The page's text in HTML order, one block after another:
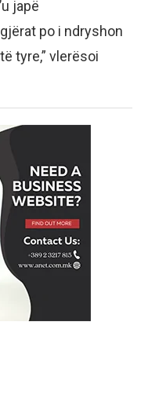
japë
po i ndryshon
tyre,” vlerësoi